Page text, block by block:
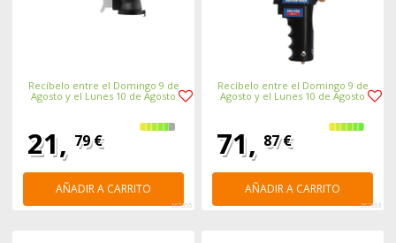
Recíbelo entre el Domingo 9 de
Agosto y el Lunes 10 de Agosto
21, 79 €
AÑADIR A CARRITO
367365
Recíbelo entre el Domingo 9 de
Agosto y el Lunes 10 de Agosto
71, 87 €
AÑADIR A CARRITO
367363